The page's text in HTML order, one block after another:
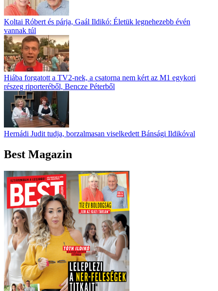
Koltai Róbert és párja, Gaál Ildikó: Életük legnehezebb évén
vannak túl
Hiába forgatott a TV2-nek, a csatorna nem kért az M1 egykori
részeg riporteréből, Bencze Péterből
Hernádi Judit tudja, borzalmasan viselkedett Bánsági Ildikóval
Best Magazin